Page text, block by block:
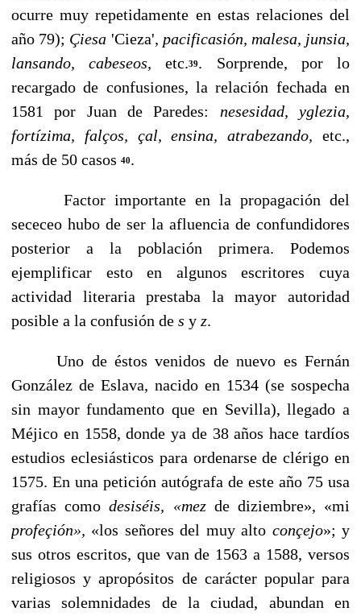
ocurre muy re­petidamente en estas relaciones del
año 79); Çiesa 'Cieza', pacificasión, malesa, junsia,
lansando, cabeseos,etc.39. Sorpren­de, por lo
recargado de confusiones, la relación fechada en
1581 por Juan de Paredes: nesesidad, yglezia,
fortízima, falços, çal, ensina, atrabezando, etc.,
más de 50 casos 40.
Factor importante en la propagación del
sececeo hubo de ser la afluencia de confundidores
posterior a la población primera. Podemos
ejemplificar esto en algunos escritores cuya
actividad literaria prestaba la mayor autoridad
posi­ble a la confusión de s y z.
Uno de éstos venidos de nuevo es Fernán
González de Eslava, nacido en 1534 (se sospecha
sin mayor fundamen­to que en Sevilla), llegado a
Méjico en 1558, donde ya de 38 años hace tardíos
estudios eclesiásticos para ordenarse de clérigo en
1575. En una petición autógrafa de este año 75 usa
grafías comodesiséis, «mez de diziembre», «mi
profeçión», «los señores del muy alto conçejo»; y
sus otros escri­tos, que van de 1563 a 1588, versos
religiosos y apropósitos de carácter popular para
varias solemnidades de la ciudad, abundan en